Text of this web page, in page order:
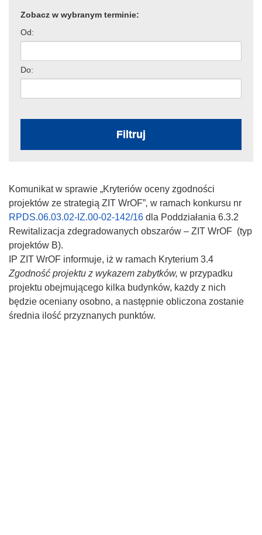
Zobacz w wybranym terminie:
Od:
Do:
Filtruj
Komunikat w sprawie „Kryteriów oceny zgodności
projektów ze strategią ZIT WrOF”, w ramach konkursu nr
RPDS.06.03.02-IZ.00-02-142/16 dla Poddziałania 6.3.2
Rewitalizacja zdegradowanych obszarów – ZIT WrOF (typ
projektów B).
IP ZIT WrOF informuje, iż w ramach Kryterium 3.4
Zgodność projektu z wykazem zabytków, w przypadku
projektu obejmującego kilka budynków, każdy z nich
będzie oceniany osobno, a następnie obliczona zostanie
średnia ilość przyznanych punktów.